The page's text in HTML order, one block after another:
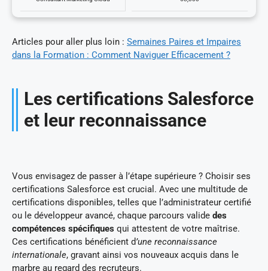
Articles pour aller plus loin : Semaines Paires et Impaires
dans la Formation : Comment Naviguer Efficacement ?
Les certifications Salesforce
et leur reconnaissance
Vous envisagez de passer à l’étape supérieure ? Choisir ses
certifications Salesforce est crucial. Avec une multitude de
certifications disponibles, telles que l’administrateur certifié
ou le développeur avancé, chaque parcours valide des
compétences spécifiques qui attestent de votre maîtrise.
Ces certifications bénéficient d’une reconnaissance
internationale, gravant ainsi vos nouveaux acquis dans le
marbre au regard des recruteurs.